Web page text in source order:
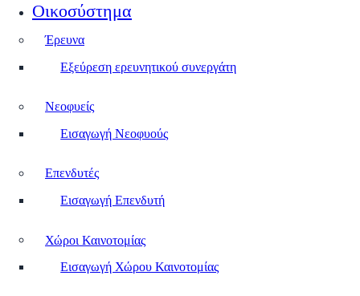
Οικοσύστημα
Έρευνα
Εξεύρεση ερευνητικού συνεργάτη
Νεοφυείς
Εισαγωγή Νεοφυούς
Επενδυτές
Εισαγωγή Επενδυτή
Χώροι Καινοτομίας
Εισαγωγή Χώρου Καινοτομίας